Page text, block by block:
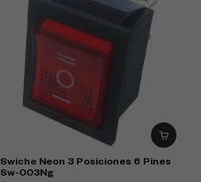
Swiche Neon 3 Posiciones 6 Pines
Sw-003Ng